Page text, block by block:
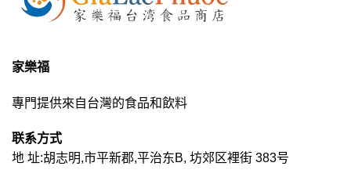
家樂福
專門提供來自台灣的食品和飲料
联系方式
地 址:胡志明,市平新郡,平治东B, 坊郊区裡街 383号